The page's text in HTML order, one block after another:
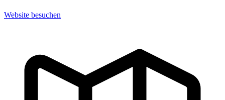
Website besuchen